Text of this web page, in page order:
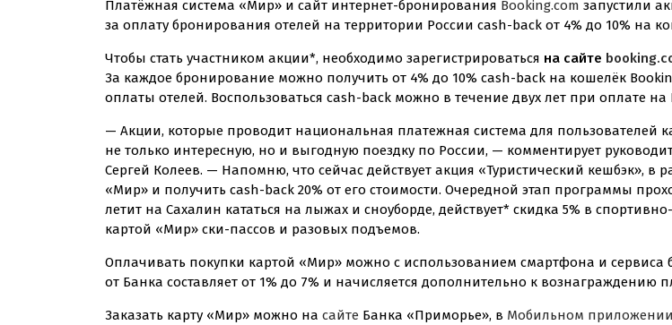
Платёжная система «Мир» и сайт интернет-бронирования Booking.com запустили
за оплату бронирования отелей на территории России cash-back от 4% до 10% на
Чтобы стать участником акции*, необходимо зарегистрироваться на сайте
За каждое бронирование можно получить от 4% до 10% cash-back на кошелёк
оплаты отелей. Воспользоваться cash-back можно в течение двух лет при оплате на
— Акции, которые проводит национальная платежная система для пользователей
не только интересную, но и выгодную поездку по России, — комментирует
Сергей Колеев. — Напомню, что сейчас действует акция «Туристический кешбэк», в
«Мир» и получить cash-back 20% от его стоимости. Очередной этап программы
летит на Сахалин кататься на лыжах и сноуборде, действует* скидка 5% в
картой «Мир» ски-пассов и разовых подъемов.
Оплачивать покупки картой «Мир» можно с использованием смартфона и сервиса
от Банка составляет от 1% до 7% и начисляется дополнительно к вознаграждению
Заказать карту «Мир» можно на сайте Банка «Приморье», в Мобильном приложении